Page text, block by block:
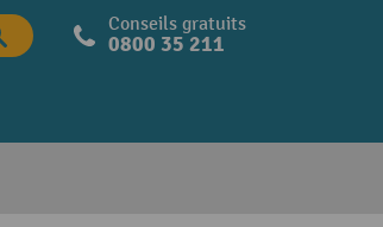
Conseils gratuits
0800 35 211